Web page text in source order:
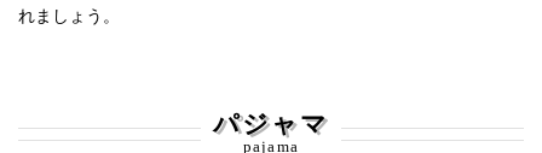
れましょう。
パジャマ
pajama